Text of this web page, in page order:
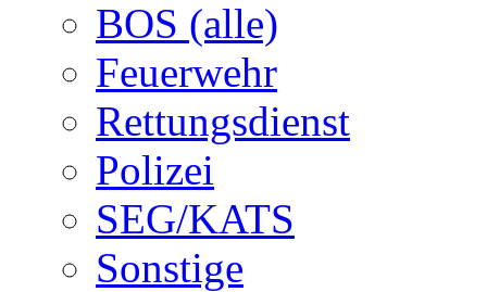
BOS (alle)
Feuerwehr
Rettungsdienst
Polizei
SEG/KATS
Sonstige